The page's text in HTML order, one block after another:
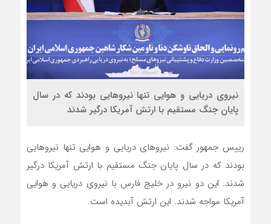
نیروی دریایی و هوایی تنها نیروهایی بودند که در سال
پایان جنگ مستقیم با ارتش آمریکا درگیر شدند
رییس جمهور گفت: نیروهای دریایی و هوایی تنها نیروهایی
بودند که در سال پایان جنگ مستقیم با ارتش آمریکا درگیر
شدند. این دو نیرو در خلیج فارس با نیروی دریایی و هوایی
آمریکا مواجه شدند. این ارتش آبدیده است.